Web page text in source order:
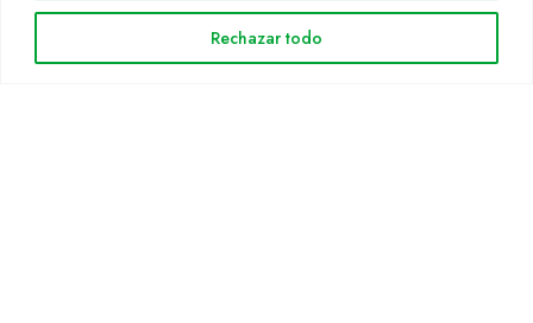
Rechazar todo